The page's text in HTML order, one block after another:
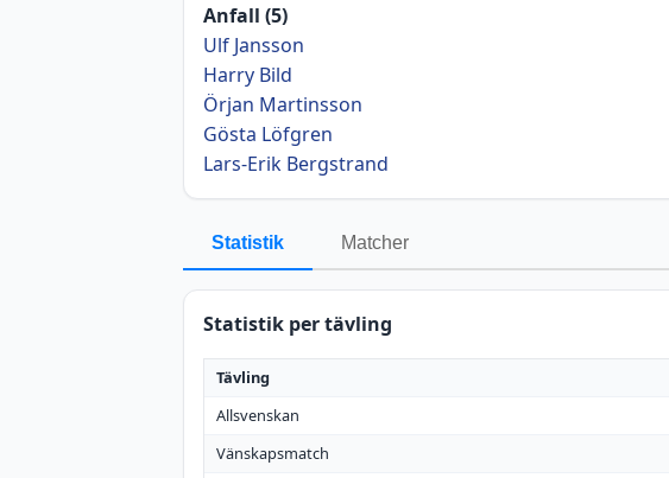
Anfall (5)
Ulf Jansson
Harry Bild
Örjan Martinsson
Gösta Löfgren
Lars-Erik Bergstrand
Statistik Matcher
Statistik per tävling
Tävling
Allsvenskan
Vänskapsmatch